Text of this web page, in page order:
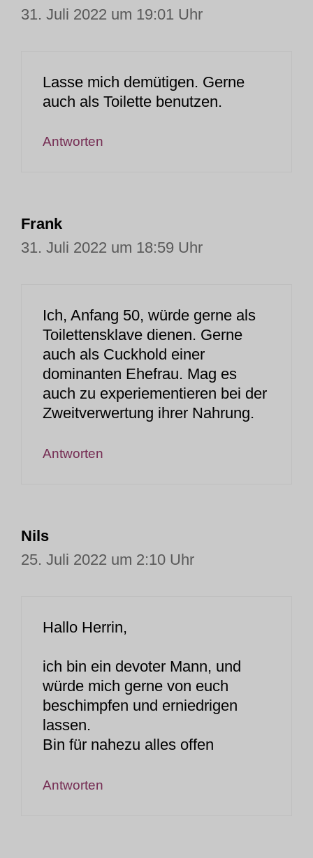
31. Juli 2022 um 19:01 Uhr
Lasse mich demütigen. Gerne
auch als Toilette benutzen.
Antworten
Frank
31. Juli 2022 um 18:59 Uhr
Ich, Anfang 50, würde gerne als
Toilettensklave dienen. Gerne
auch als Cuckhold einer
dominanten Ehefrau. Mag es
auch zu experiementieren bei der
Zweitverwertung ihrer Nahrung.
Antworten
Nils
25. Juli 2022 um 2:10 Uhr
Hallo Herrin,
ich bin ein devoter Mann, und
würde mich gerne von euch
beschimpfen und erniedrigen
lassen.
Bin für nahezu alles offen
Antworten